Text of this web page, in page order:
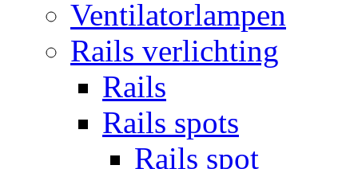
Ventilatorlampen
Rails verlichting
Rails
Rails spots
Rails spot